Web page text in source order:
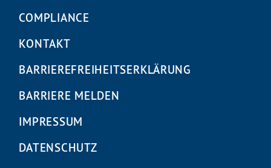
COMPLIANCE
KONTAKT
BARRIEREFREIHEITS­ERKLÄRUNG
BARRIERE MELDEN
IMPRESSUM
DATENSCHUTZ